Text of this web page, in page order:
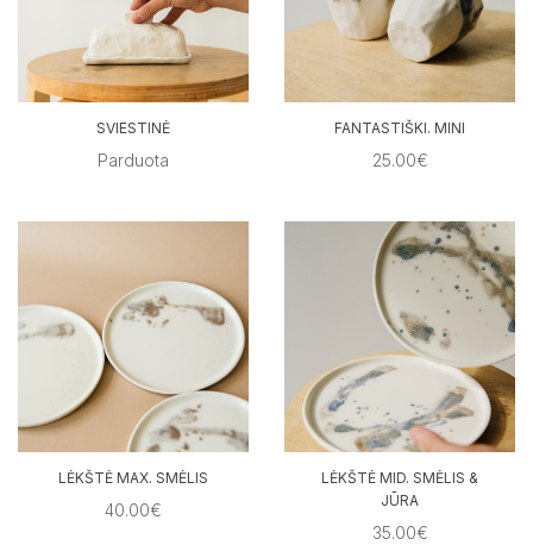
SVIESTINĖ
Parduota
FANTASTIŠKI. MINI
25.00€
LĖKŠTĖ MAX. SMĖLIS
40.00€
LĖKŠTĖ MID. SMĖLIS &
JŪRA
35.00€